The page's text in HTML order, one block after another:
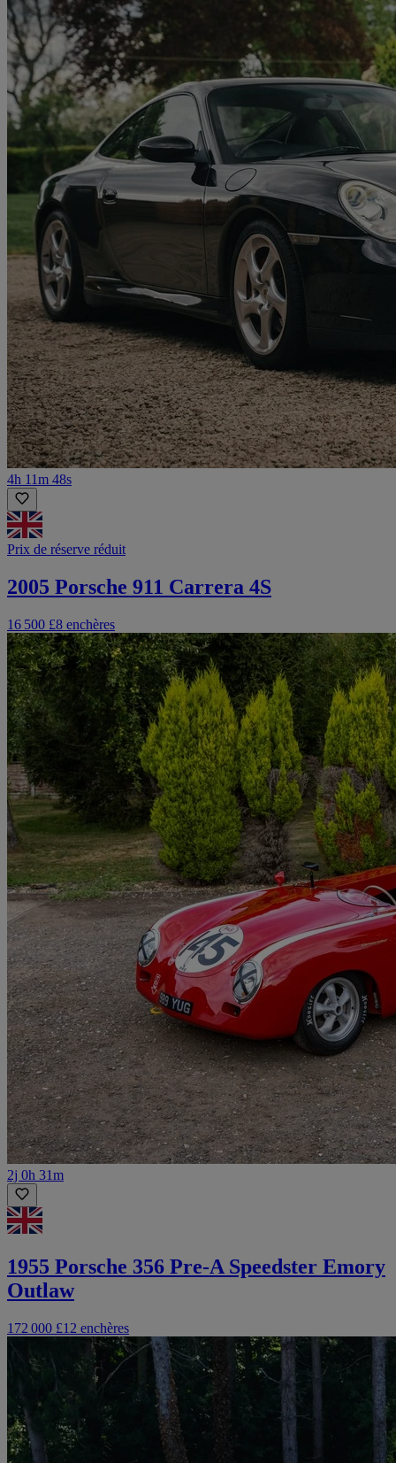
4h 11m 48s
Prix de réserve réduit
2005 Porsche 911 Carrera 4S
16 500 £8 enchères
2j 0h 31m
1955 Porsche 356 Pre-A Speedster Emory
Outlaw
172 000 £12 enchères